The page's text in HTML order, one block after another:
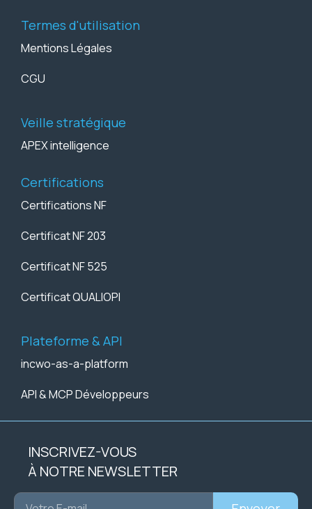
Termes d'utilisation
Mentions Légales
CGU
Veille stratégique
APEX intelligence
Certifications
Certifications NF
Certificat NF 203
Certificat NF 525
Certificat QUALIOPI
Plateforme & API
incwo-as-a-platform
API & MCP Développeurs
INSCRIVEZ-VOUS
À NOTRE NEWSLETTER